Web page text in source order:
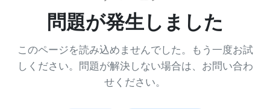
問題が発生しました
このページを読み込めませんでした。もう一度お試
しください。問題が解決しない場合は、お問い合わ
せください。